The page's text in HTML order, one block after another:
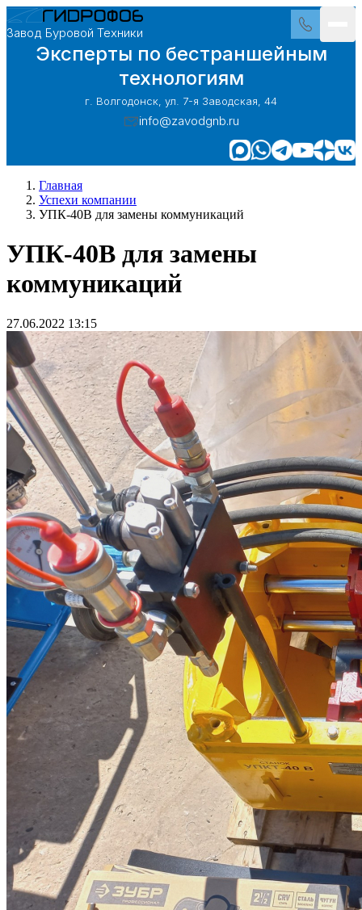
Завод Буровой Техники
Эксперты по бестраншейным
технологиям
г. Волгодонск, ул. 7-я Заводская, 44
info@zavodgnb.ru
Главная
Успехи компании
УПК-40В для замены коммуникаций
УПК-40В для замены
коммуникаций
27.06.2022 13:15